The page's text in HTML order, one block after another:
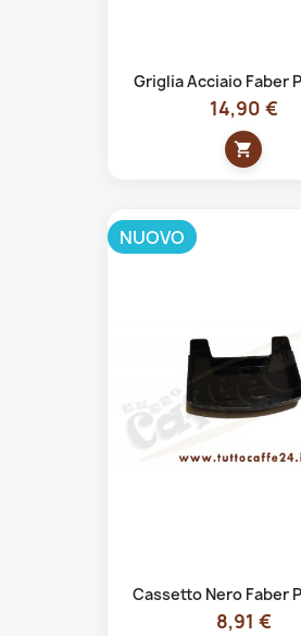
Griglia Acciaio Faber
14,90 €
shopping_cart
Cassetto Nero Faber
8,91 €
NUOVO